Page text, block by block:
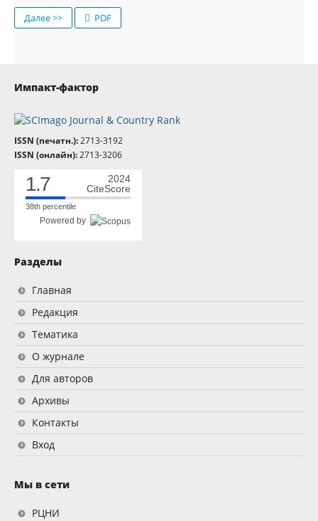
Далее >> PDF
Импакт-фактор
ISSN (печатн.):2713-3192
ISSN (онлайн):2713-3206
1.7
2024
CiteScore
38th percentile
Powered by
Разделы
Главная
Редакция
Тематика
О журнале
Для авторов
Архивы
Контакты
Вход
Мы в сети
РЦНИ